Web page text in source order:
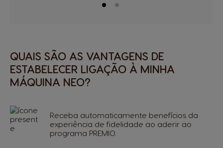
QUAIS SÃO AS VANTAGENS DE
ESTABELECER LIGAÇÃO À MINHA
MÁQUINA NEO?
Receba automaticamente benefícios da
experiência de fidelidade ao aderir ao
programa PREMIO.